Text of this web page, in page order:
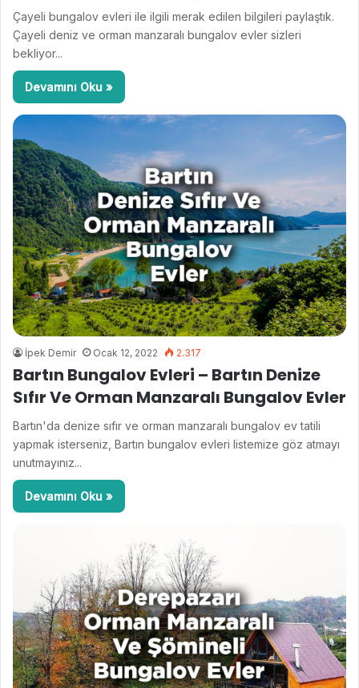
Çayeli bungalov evleri ile ilgili merak edilen bilgileri paylaştık.
Çayeli deniz ve orman manzaralı bungalov evler sizleri
bekliyor...
Devamını Oku »
İpek Demir Ocak 12, 2022 2.317
Bartın Bungalov Evleri – Bartın Denize
Sıfır Ve Orman Manzaralı Bungalov Evler
Bartın'da denize sıfır ve orman manzaralı bungalov ev tatili
yapmak isterseniz, Bartın bungalov evleri listemize göz atmayı
unutmayınız...
Devamını Oku »